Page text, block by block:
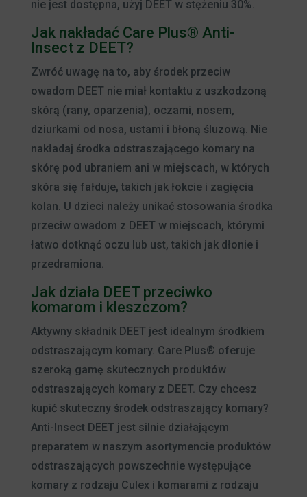
nie jest dostępna, użyj DEET w stężeniu 30%.
Jak nakładać Care Plus® Anti-
Insect z DEET?
Zwróć uwagę na to, aby środek przeciw
owadom DEET nie miał kontaktu z uszkodzoną
skórą (rany, oparzenia), oczami, nosem,
dziurkami od nosa, ustami i błoną śluzową. Nie
nakładaj środka odstraszającego komary na
skórę pod ubraniem ani w miejscach, w których
skóra się fałduje, takich jak łokcie i zagięcia
kolan. U dzieci należy unikać stosowania środka
przeciw owadom z DEET w miejscach, którymi
łatwo dotknąć oczu lub ust, takich jak dłonie i
przedramiona.
Jak działa DEET przeciwko
komarom i kleszczom?
Aktywny składnik DEET jest idealnym środkiem
odstraszającym komary. Care Plus® oferuje
szeroką gamę skutecznych produktów
odstraszających komary z DEET. Czy chcesz
kupić skuteczny środek odstraszający komary?
Anti-Insect DEET jest silnie działającym
preparatem w naszym asortymencie produktów
odstraszających powszechnie występujące
komary z rodzaju Culex i komarami z rodzaju